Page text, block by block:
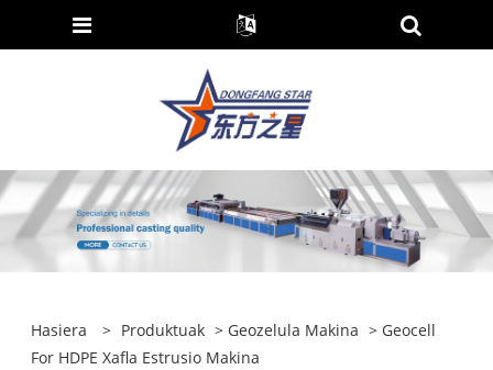
Hasiera > Produktuak > Geozelula Makina > Geocell
For HDPE Xafla Estrusio Makina